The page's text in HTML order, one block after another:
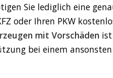
Sie lediglich eine
oder Ihren PKW
mit Vorschäden
bei einem